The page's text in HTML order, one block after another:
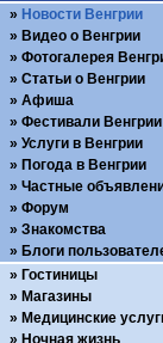
Новости Венгрии
Видео о Венгрии
Фотогалерея
Статьи о Венгрии
Афиша
Фестивали Венгрии
Услуги в Венгрии
Погода в Венгрии
Частные
Форум
Знакомства
Блоги
Гостиницы
Магазины
Медицинские
Ночная жизнь